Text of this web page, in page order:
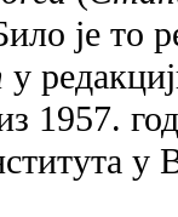
је то
у
1957.